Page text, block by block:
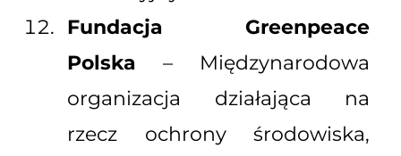
Fundacja Greenpeace
Polska – Międzynarodowa
organizacja działająca na
rzecz ochrony środowiska,